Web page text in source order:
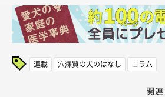
連載 穴澤賢の犬のはなし コラム
関